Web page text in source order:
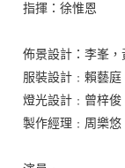
指揮：徐惟恩
佈景設計：李峯，
服裝設計﹕賴藝庭
燈光設計﹕曾梓俊
製作經理﹕周樂悠